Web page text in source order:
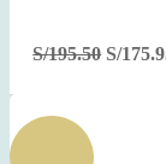
S/195.50 S/